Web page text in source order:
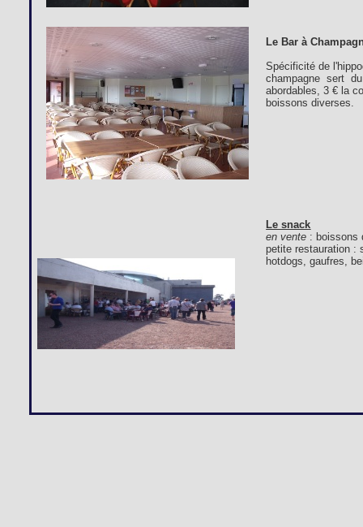
Le Bar à
Spécificité de
champagne sert
abordables, 3 € la
boissons diverses.
Le snack
en vente : boissons
petite restauration :
hotdogs, gaufres,